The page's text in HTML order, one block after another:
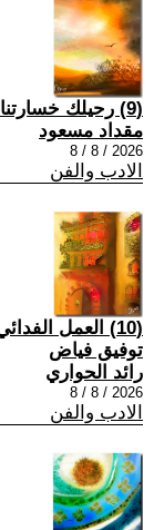
(9) رحيلك خسارتنا الباهظة / للشاعر صبيح عمر
مقداد مسعود
2026 / 8 / 8
الادب والفن
توفيق فياض
رائد الحواري
2026 / 8 / 8
الادب والفن